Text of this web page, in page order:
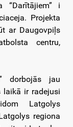
“Darītājiem” i
Projekta
ar Daugovpiļs
centru,
dorbojās jau
laikā ir radejusi
Latgolys
regiona